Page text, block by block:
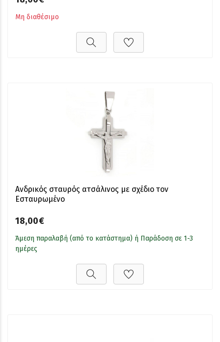
Μη διαθέσιμο
Ανδρικός σταυρός ατσάλινος με σχέδιο τον
Εσταυρωμένο
18,00€
Άμεση παραλαβή (από το κατάστημα) ή Παράδοση σε 1-3
ημέρες